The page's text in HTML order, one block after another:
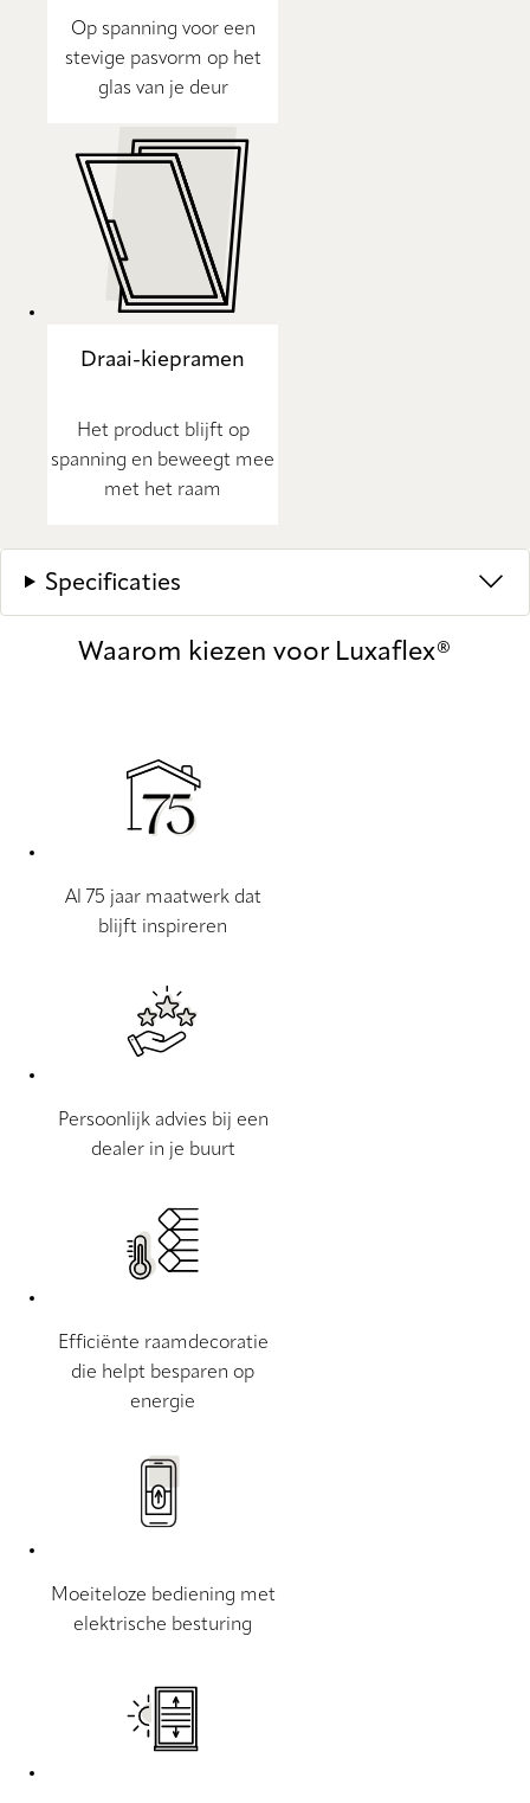
Op spanning voor een
stevige pasvorm op het
glas van je deur
Draai-kiepramen
Het product blijft op
spanning en beweegt mee
met het raam
Specificaties
Waarom kiezen voor Luxaflex®
Al 75 jaar maatwerk dat
blijft inspireren
Persoonlijk advies bij een
dealer in je buurt
Efficiënte raamdecoratie
die helpt besparen op
energie
Moeiteloze bediening met
elektrische besturing